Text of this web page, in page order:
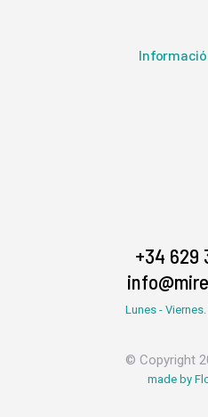
+34 629
Lunes -
© Copyright
made by